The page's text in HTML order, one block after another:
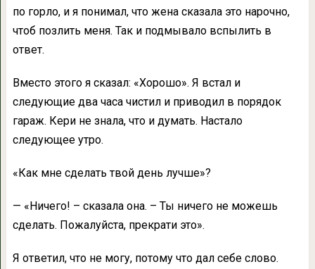
по горло, и я понимал, что жена сказала это нарочно,
чтоб позлить меня. Так и подмывало вспылить в
ответ.
Вместо этого я сказал: «Хорошо». Я встал и
следующие два часа чистил и приводил в порядок
гараж. Кери не знала, что и думать. Настало
следующее утро.
«Как мне сделать твой день лучше»?
— «Ничего! – сказала она. – Ты ничего не можешь
сделать. Пожалуйста, прекрати это».
Я ответил, что не могу, потому что дал себе слово.